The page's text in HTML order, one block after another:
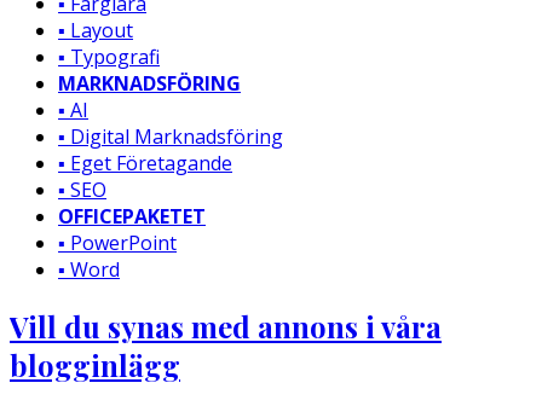
▪️ Layout
▪️ Typografi
MARKNADSFÖRING
▪️ AI
▪️ Digital Marknadsföring
▪️ Eget Företagande
▪️ SEO
OFFICEPAKETET
▪️ PowerPoint
▪️ Word
Vill du synas med annons i våra
blogginlägg